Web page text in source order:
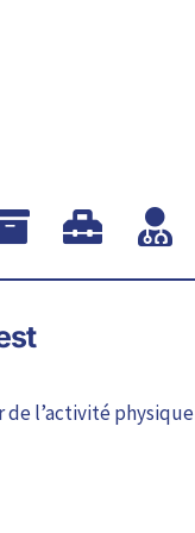
 
de l’activité physique